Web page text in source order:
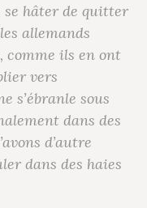
hâter de quitter
allemands
comme ils en ont
vers
s’ébranle sous
dans des
d’autre
dans des haies